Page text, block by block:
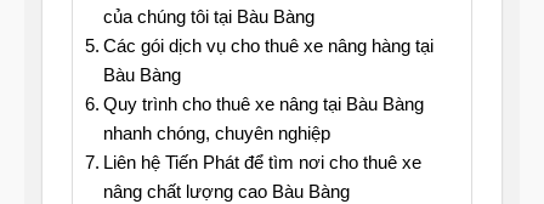
của chúng tôi tại Bàu Bàng
Các gói dịch vụ cho thuê xe nâng hàng tại
Bàu Bàng
Quy trình cho thuê xe nâng tại Bàu Bàng
nhanh chóng, chuyên nghiệp
Liên hệ Tiến Phát để tìm nơi cho thuê xe
nâng chất lượng cao Bàu Bàng